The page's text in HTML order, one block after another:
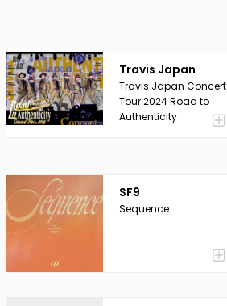
Travis Japan
Travis Japan Concert
Tour 2024 Road to
Authenticity
SF9
Sequence